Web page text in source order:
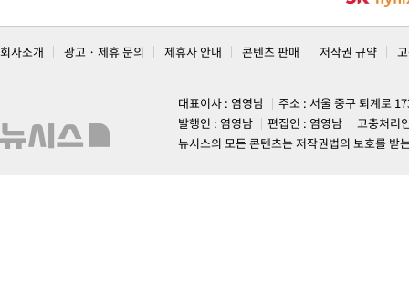
회사소개 광고 · 제휴 문의 제휴사 안내 콘텐츠 판매 저작권 규약
대표이사 : 염영남
주소 : 서울 중구 퇴계로
발행인 : 염영남
편집인 : 염영남
고충처리
뉴시스의 모든 콘텐츠는 저작권법의 보호를